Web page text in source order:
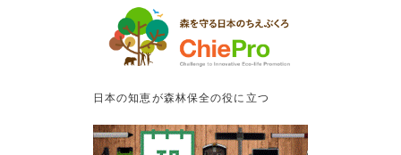
日本の知恵が森林保全の役に立つ